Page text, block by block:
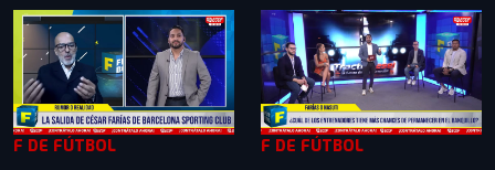
F DE FÚTBOL F DE FÚTBOL